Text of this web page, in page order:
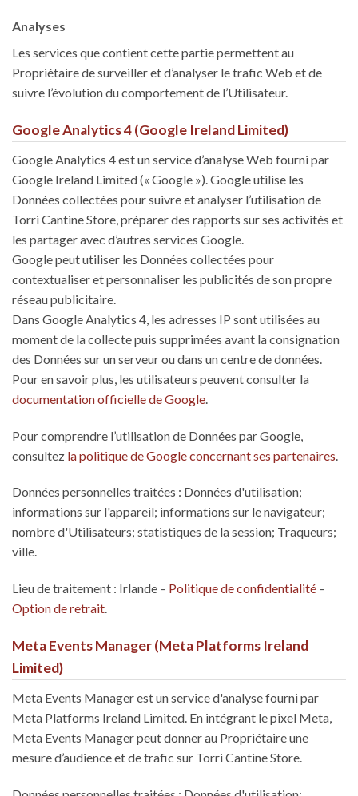
Analyses
Les services que contient cette partie permettent au
Propriétaire de surveiller et d’analyser le trafic Web et de
suivre l’évolution du comportement de l’Utilisateur.
Google Analytics 4 (Google Ireland Limited)
Google Analytics 4 est un service d’analyse Web fourni par
Google Ireland Limited (« Google »). Google utilise les
Données collectées pour suivre et analyser l’utilisation de
Torri Cantine Store, préparer des rapports sur ses activités et
les partager avec d’autres services Google.
Google peut utiliser les Données collectées pour
contextualiser et personnaliser les publicités de son propre
réseau publicitaire.
Dans Google Analytics 4, les adresses IP sont utilisées au
moment de la collecte puis supprimées avant la consignation
des Données sur un serveur ou dans un centre de données.
Pour en savoir plus, les utilisateurs peuvent consulter la
documentation officielle de Google
Pour comprendre l’utilisation de Données par Google,
consultez la politique de Google concernant ses partenaires
Données personnelles traitées : Données d'utilisation;
informations sur l'appareil; informations sur le navigateur;
nombre d'Utilisateurs; statistiques de la session; Traqueurs;
ville.
Lieu de traitement : Irlande – Politique de confidentialité –
Option de retrait.
Meta Events Manager (Meta Platforms Ireland
Limited)
Meta Events Manager est un service d'analyse fourni par
Meta Platforms Ireland Limited. En intégrant le pixel Meta,
Meta Events Manager peut donner au Propriétaire une
mesure d’audience et de trafic sur Torri Cantine Store.